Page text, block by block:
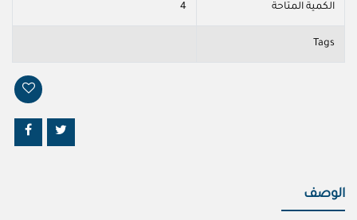
الكمية المتاحة 4
Tags
الوصف